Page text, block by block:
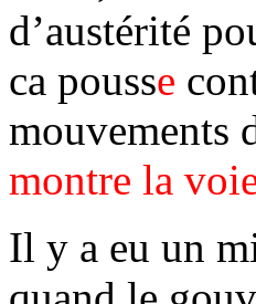
d’austérité
ca pousse
mouvements
montre la
Il y a eu un